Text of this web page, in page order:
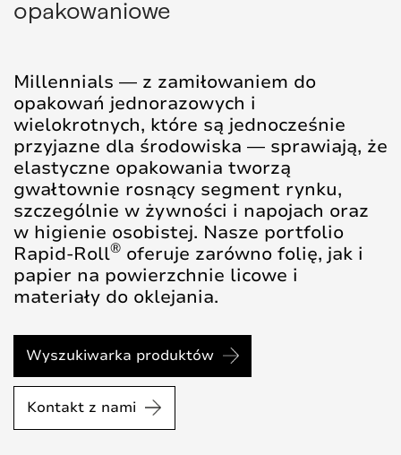
opakowaniowe
Millennials — z zamiłowaniem do
opakowań jednorazowych i
wielokrotnych, które są jednocześnie
przyjazne dla środowiska — sprawiają, że
elastyczne opakowania tworzą
gwałtownie rosnący segment rynku,
szczególnie w żywności i napojach oraz
w higienie osobistej. Nasze portfolio
Rapid-Roll® oferuje zarówno folię, jak i
papier na powierzchnie licowe i
materiały do oklejania.
Wyszukiwarka produktów
Kontakt z nami